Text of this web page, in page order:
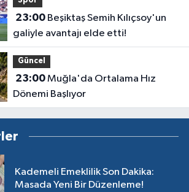
23:00Beşiktaş Semih Kılıçsoy'un
galiyle avantajı elde etti!
Güncel
23:00Muğla'da Ortalama Hız
Dönemi Başlıyor
Kademeli Emeklilik Son Dakika:
Masada Yeni Bir Düzenleme!